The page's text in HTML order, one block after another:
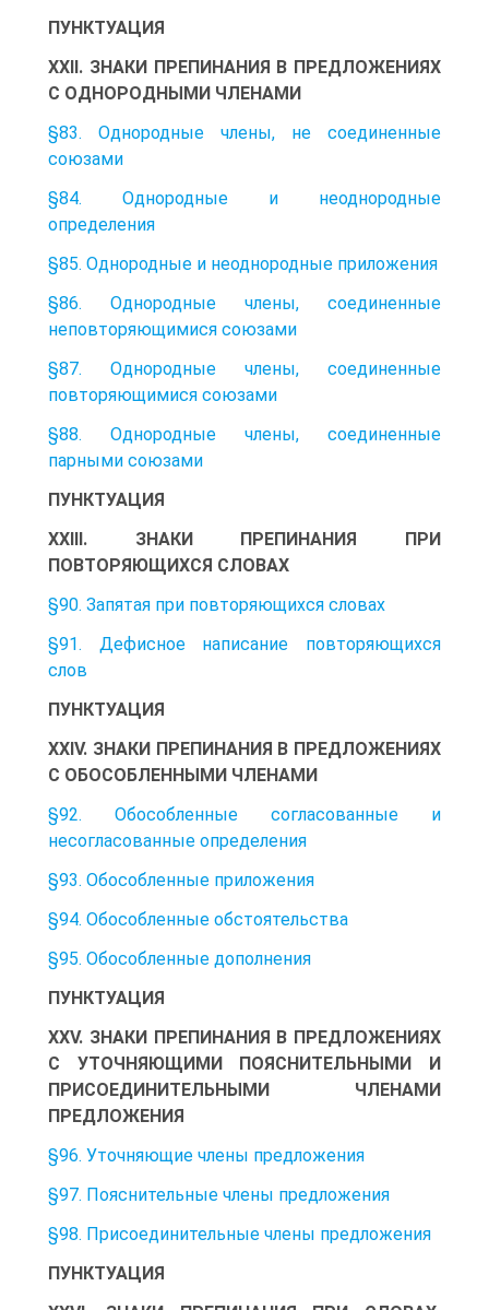
ПУНКТУАЦИЯ
XXII. ЗНАКИ ПРЕПИНАНИЯ В ПРЕДЛОЖЕНИЯХ
С ОДНОРОДНЫМИ ЧЛЕНАМИ
§83. Однородные члены, не соединенные
союзами
§84. Однородные и неоднородные
определения
§85. Однородные и неоднородные приложения
§86. Однородные члены, соединенные
неповторяющимися союзами
§87. Однородные члены, соединенные
повторяющимися союзами
§88. Однородные члены, соединенные
парными союзами
ПУНКТУАЦИЯ
XXIII. ЗНАКИ ПРЕПИНАНИЯ ПРИ
ПОВТОРЯЮЩИХСЯ СЛОВАХ
§90. Запятая при повторяющихся словах
§91. Дефисное написание повторяющихся
слов
ПУНКТУАЦИЯ
XXIV. ЗНАКИ ПРЕПИНАНИЯ В ПРЕДЛОЖЕНИЯХ
С ОБОСОБЛЕННЫМИ ЧЛЕНАМИ
§92. Обособленные согласованные и
несогласованные определения
§93. Обособленные приложения
§94. Обособленные обстоятельства
§95. Обособленные дополнения
ПУНКТУАЦИЯ
XXV. ЗНАКИ ПРЕПИНАНИЯ В ПРЕДЛОЖЕНИЯХ
С УТОЧНЯЮЩИМИ ПОЯСНИТЕЛЬНЫМИ И
ПРИСОЕДИНИТЕЛЬНЫМИ ЧЛЕНАМИ
ПРЕДЛОЖЕНИЯ
§96. Уточняющие члены предложения
§97. Пояснительные члены предложения
§98. Присоединительные члены предложения
ПУНКТУАЦИЯ